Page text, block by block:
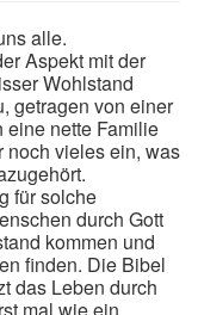
alle.
Aspekt mit der
Wohlstand
getragen von einer
eine nette Familie
noch vieles ein, was
für solche
durch Gott
kommen und
finden. Die Bibel
das Leben durch